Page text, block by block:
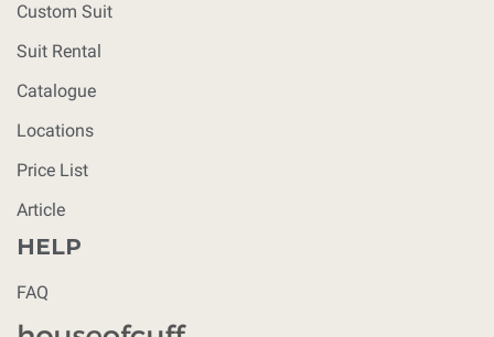
Custom Suit
Suit Rental
Catalogue
Locations
Price List
Article
HELP
FAQ